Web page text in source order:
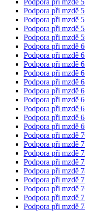
Podpora při mzdě
Podpora při mzdě
Podpora při mzdě
Podpora při mzdě
Podpora při mzdě
Podpora při mzdě
Podpora při mzdě
Podpora při mzdě
Podpora při mzdě
Podpora při mzdě
Podpora při mzdě
Podpora při mzdě
Podpora při mzdě
Podpora při mzdě
Podpora při mzdě
Podpora při mzdě
Podpora při mzdě
Podpora při mzdě
Podpora při mzdě
Podpora při mzdě
Podpora při mzdě
Podpora při mzdě
Podpora při mzdě
Podpora při mzdě